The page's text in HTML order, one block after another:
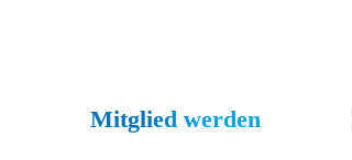
Mitglied werden